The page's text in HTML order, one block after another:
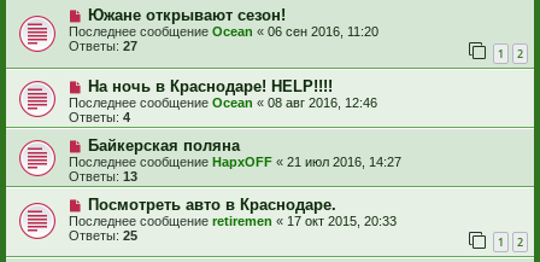
Южане открывают сезон!
Последнее сообщение Ocean « 06 сен 2016, 11:20
Ответы: 27 1 2
На ночь в Краснодаре! HELP!!!!
Последнее сообщение Ocean « 08 авг 2016, 12:46
Ответы: 4
Байкерская поляна
Последнее сообщение НархOFF « 21 июл 2016, 14:27
Ответы: 13
Посмотреть авто в Краснодаре.
Последнее сообщение retiremen « 17 окт 2015, 20:33
Ответы: 25 1 2